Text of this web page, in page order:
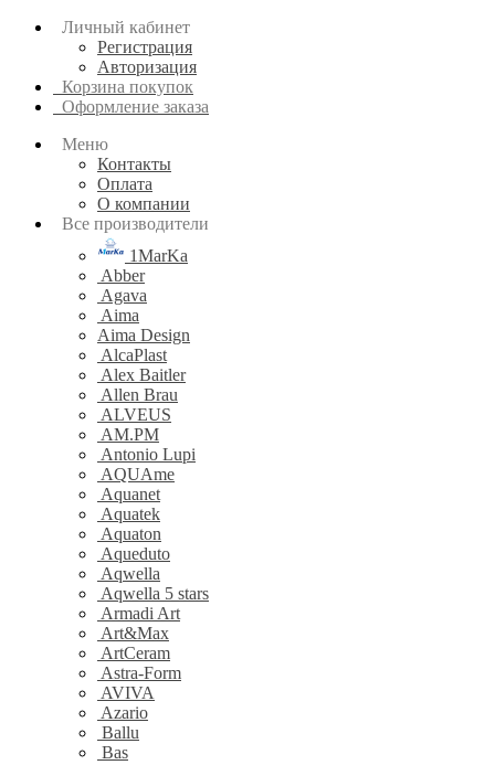
Личный кабинет
Регистрация
Авторизация
Корзина покупок
Оформление заказа
Меню
Контакты
Оплата
О компании
Все производители
1MarKa
Abber
Agava
Aima
Aima Design
AlcaPlast
Alex Baitler
Allen Brau
ALVEUS
AM.PM
Antonio Lupi
AQUAme
Aquanet
Aquatek
Aquaton
Aqueduto
Aqwella
Aqwella 5 stars
Armadi Art
Art&Max
ArtCeram
Astra-Form
AVIVA
Azario
Ballu
Bas